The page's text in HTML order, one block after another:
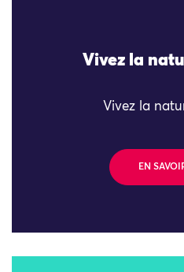
Vivez la
Vivez la
EN